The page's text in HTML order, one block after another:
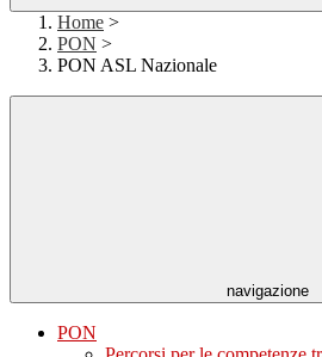
Home >
PON >
PON ASL Nazionale
navigazione
PON